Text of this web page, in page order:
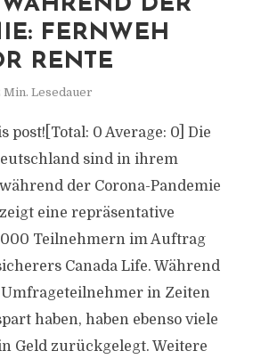
DER
FERNWEH
RENTE
Min. Lesedauer
post![Total: 0 Average: 0] Die
sind in ihrem
der Corona-Pandemie
eine repräsentative
Teilnehmern im Auftrag
Canada Life. Während
in Zeiten
haben, haben ebenso viele
Geld zurückgelegt. Weitere